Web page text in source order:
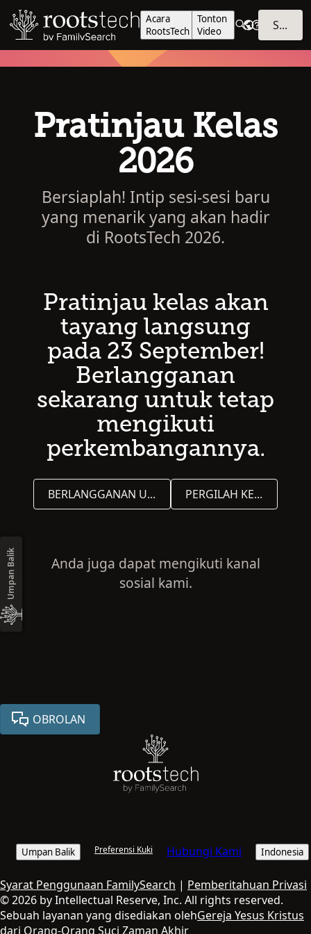
Acara
RootsTech
Tonton
Video
SIGN IN
Pratinjau Kelas
2026
Bersiaplah! Intip sesi-sesi baru
yang menarik yang akan hadir
di RootsTech 2026.
Pratinjau kelas akan
tayang langsung
pada 23 September!
Berlangganan
sekarang untuk tetap
mengikuti
perkembangannya.
BERLANGGANAN UNTUK PEMUTAKHIRAN PERGILAH KE LAMAN BERANDA
Anda juga dapat mengikuti kanal
sosial kami.
OBROLAN
Umpan Balik Preferensi Kuki Hubungi Kami Indonesia
Syarat Penggunaan FamilySearch | Pemberitahuan Privasi
© 2026 by Intellectual Reserve, Inc. All rights reserved.
Sebuah layanan yang disediakan olehGereja Yesus Kristus
dari Orang-Orang Suci Zaman Akhir
Umpan Balik